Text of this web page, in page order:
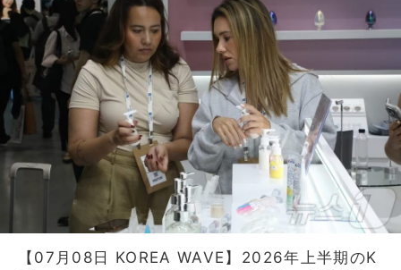
【07月08日 KOREA WAVE】2026年上半期のK